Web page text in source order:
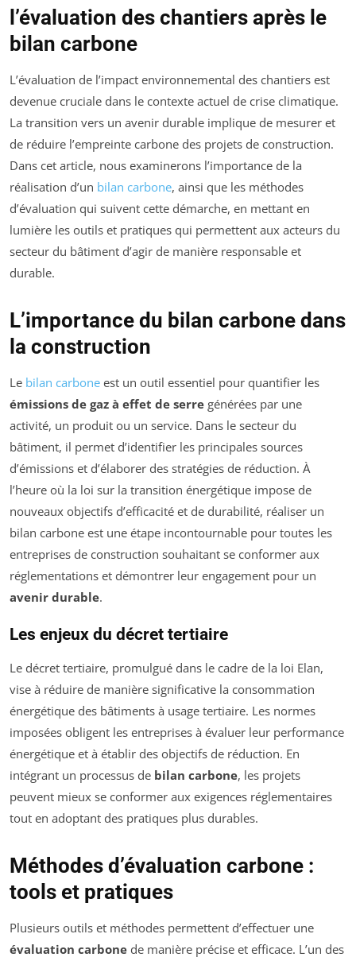
l’évaluation des chantiers après le
bilan carbone
L’évaluation de l’impact environnemental des chantiers est
devenue cruciale dans le contexte actuel de crise climatique.
La transition vers un avenir durable implique de mesurer et
de réduire l’empreinte carbone des projets de construction.
Dans cet article, nous examinerons l’importance de la
réalisation d’un bilan carbone, ainsi que les méthodes
d’évaluation qui suivent cette démarche, en mettant en
lumière les outils et pratiques qui permettent aux acteurs du
secteur du bâtiment d’agir de manière responsable et
durable.
L’importance du bilan carbone dans
la construction
Le bilan carbone est un outil essentiel pour quantifier les
émissions de gaz à effet de serre générées par une
activité, un produit ou un service. Dans le secteur du
bâtiment, il permet d’identifier les principales sources
d’émissions et d’élaborer des stratégies de réduction. À
l’heure où la loi sur la transition énergétique impose de
nouveaux objectifs d’efficacité et de durabilité, réaliser un
bilan carbone est une étape incontournable pour toutes les
entreprises de construction souhaitant se conformer aux
réglementations et démontrer leur engagement pour un
avenir durable.
Les enjeux du décret tertiaire
Le décret tertiaire, promulgué dans le cadre de la loi Elan,
vise à réduire de manière significative la consommation
énergétique des bâtiments à usage tertiaire. Les normes
imposées obligent les entreprises à évaluer leur performance
énergétique et à établir des objectifs de réduction. En
intégrant un processus de bilan carbone, les projets
peuvent mieux se conformer aux exigences réglementaires
tout en adoptant des pratiques plus durables.
Méthodes d’évaluation carbone :
tools et pratiques
Plusieurs outils et méthodes permettent d’effectuer une
évaluation carbone de manière précise et efficace. L’un des